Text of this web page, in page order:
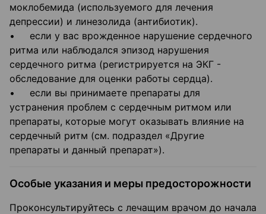
моклобемида (используемого для лечения
депрессии) и линезолида (антибиотик).
• если у вас врожденное нарушение сердечного
ритма или наблюдался эпизод нарушения
сердечного ритма (регистрируется на ЭКГ -
обследование для оценки работы сердца).
• если вы принимаете препараты для
устранения проблем с сердечным ритмом или
препараты, которые могут оказывать влияние на
сердечный ритм (см. подраздел «Другие
препараты и данный препарат»).
Особые указания и меры предосторожности
Проконсультируйтесь с лечащим врачом до начала